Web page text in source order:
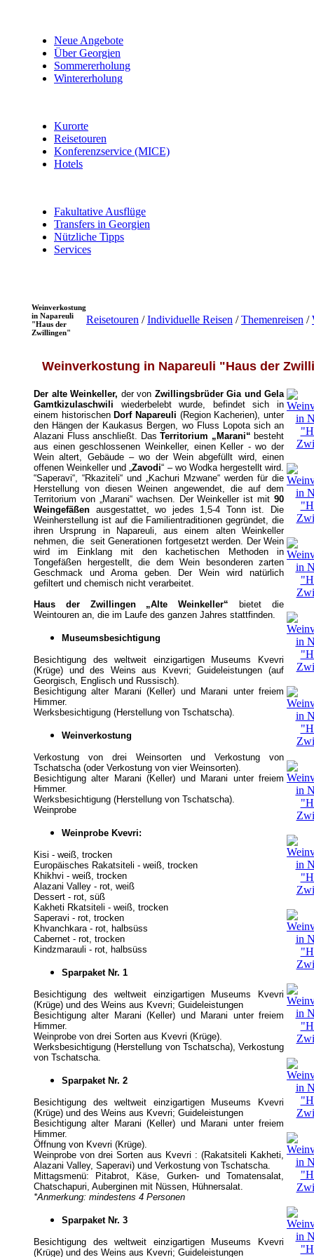
Neue Angebote
Über Georgien
Sommererholung
Wintererholung
Kurorte
Reisetouren
Konferenzservice (MICE)
Hotels
Fakultative Ausflüge
Transfers in Georgien
Nützliche Tipps
Services
Weinverkostung
in Napareuli
"Haus der
Zwillingen"
Reisetouren /Individuelle Reisen /Themenreisen /
Weinverkostung in Napareuli "Haus der
Der alte Weinkeller, der von Zwillingsbrüder Gia und Gela
Gamtkizulaschwili wiederbelebt wurde, befindet sich in
einem historischen Dorf Napareuli (Region Kacherien), unter
den Hängen der Kaukasus Bergen, wo Fluss Lopota sich an
Alazani Fluss anschließt. Das Territorium „Marani“ besteht
aus einen geschlossenen Weinkeller, einen Keller - wo der
Wein altert, Gebäude –wo der Wein abgefüllt wird, einen
offenen Weinkeller und „Zavodi“ – wo Wodka hergestellt wird.
“Saperavi“, “Rkaziteli“ und „Kachuri Mzwane“ werden für die
Herstellung von diesen Weinen angewendet, die auf dem
Territorium von „Marani“ wachsen. Der Weinkeller ist mit 90
Weingefäßen ausgestattet, wo jedes 1,5-4 Tonn ist. Die
Weinherstellung ist auf die Familientraditionen gegründet, die
ihren Ursprung in Napareuli, aus einem alten Weinkeller
nehmen, die seit Generationen fortgesetzt werden. Der Wein
wird im Einklang mit den kachetischen Methoden in
Tongefäßen hergestellt, die dem Wein besonderen zarten
Geschmack und Aroma geben. Der Wein wird natürlich
gefiltert und chemisch nicht verarbeitet.
Haus der Zwillingen „Alte Weinkeller“ bietet die
Weintouren an, die im Laufe des ganzen Jahres stattfinden.
Museumsbesichtigung
Besichtigung des weltweit einzigartigen Museums Kvevri
(Krüge) und des Weins aus Kvevri; Guideleistungen (auf
Georgisch, Englisch und Russisch).
Besichtigung alter Marani (Keller) und Marani unter freiem
Himmer.
Werksbesichtigung (Herstellung von Tschatscha).
Weinverkostung
Verkostung von drei Weinsorten und Verkostung von
Tschatscha (oder Verkostung von vier Weinsorten).
Besichtigung alter Marani (Keller) und Marani unter freiem
Himmer.
Werksbesichtigung (Herstellung von Tschatscha).
Weinprobe
Weinprobe Kvevri:
Kisi - weiß, trocken
Europäisches Rakatsiteli - weiß, trocken
Khikhvi - weiß, trocken
Alazani Valley - rot, weiß
Dessert - rot, süß
Kakheti Rkatsiteli - weiß, trocken
Saperavi - rot, trocken
Khvanchkara - rot, halbsüss
Cabernet - rot, trocken
Kindzmarauli - rot, halbsüss
Sparpaket Nr. 1
Besichtigung des weltweit einzigartigen Museums Kvevri
(Krüge) und des Weins aus Kvevri; Guideleistungen
Besichtigung alter Marani (Keller) und Marani unter freiem
Himmer.
Weinprobe von drei Sorten aus Kvevri (Krüge).
Werksbesichtigung (Herstellung von Tschatscha), Verkostung
von Tschatscha.
Sparpaket Nr. 2
Besichtigung des weltweit einzigartigen Museums Kvevri
(Krüge) und des Weins aus Kvevri; Guideleistungen
Besichtigung alter Marani (Keller) und Marani unter freiem
Himmer.
Öffnung von Kvevri (Krüge).
Weinprobe von drei Sorten aus Kvevri : (Rakatsiteli Kakheti,
Alazani Valley, Saperavi) und Verkostung von Tschatscha.
Mittagsmenü: Pitabrot, Käse, Gurken- und Tomatensalat,
Chatschapuri, Auberginen mit Nüssen, Hühnersalat.
*Anmerkung: mindestens 4 Personen
Sparpaket Nr. 3
Besichtigung des weltweit einzigartigen Museums Kvevri
(Krüge) und des Weins aus Kvevri; Guideleistungen